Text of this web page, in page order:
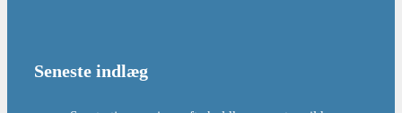
Seneste indlæg